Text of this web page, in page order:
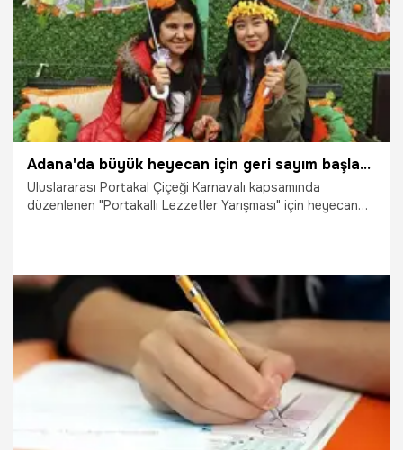
Adana'da büyük heyecan için geri sayım başladı! Yılın en 'turuncu' tarifi belirlenecek, başvurular başladı
Uluslararası Portakal Çiçeği Karnavalı kapsamında
düzenlenen "Portakallı Lezzetler Yarışması" için heyecan
17.03.2026